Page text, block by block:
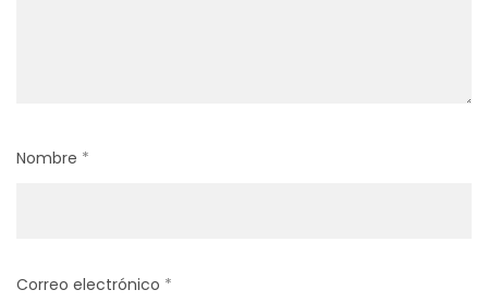
Nombre *
Correo electrónico *